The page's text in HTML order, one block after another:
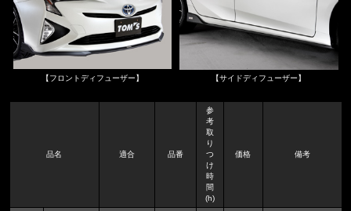
【フロントディフューザー】 【サイドディフューザー】
品名 適合 品番
参
考
取
り
つ
け
時
間
(h)
価格 備考